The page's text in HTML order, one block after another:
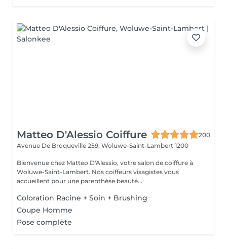
Matteo D'Alessio Coiffure
200
Avenue De Broqueville 259, Woluwe-Saint-Lambert 1200
Bienvenue chez Matteo D'Alessio, votre salon de coiffure à
Woluwe-Saint-Lambert. Nos coiffeurs visagistes vous
accueillent pour une parenthèse beauté...
Coloration Racine + Soin + Brushing
Coupe Homme
Pose complète